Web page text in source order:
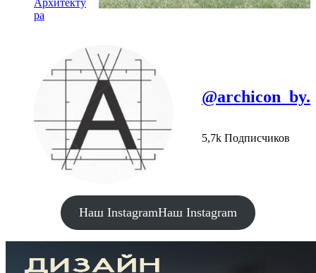
Архитекту
ра
@archicon_by.
5,7k Подписчиков
Наш InstagramНаш Instagram